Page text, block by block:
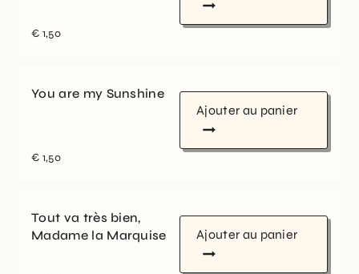
€ 1,50
You are my Sunshine
€ 1,50
Ajouter au panier
Tout va très bien,
Madame la Marquise
Ajouter au panier